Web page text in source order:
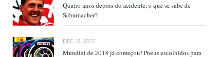
Quatro anos depois do acidente, o que se sabe de
Schumacher?
DEC 12, 2017
Mundial de 2018 já começou! Pneus escolhidos para